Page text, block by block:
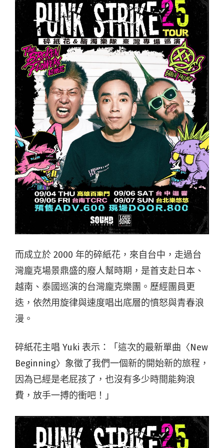
而成立於 2000 年的碎紙花，來自台中，走過台
灣龐克場景鼎盛的廢人幫時期，是首支赴日本、
越南、泰國巡演的台灣龐克樂團。歷經團員更
迭，依然用旋律與速度唱出底層的憤怒與青春浪
漫。
碎紙花主唱 Yuki 表示：「這次的最新單曲〈New
Beginning〉象徵了我們一個新的開始新的旅程，
因為已經是老屁孩了，也沒有多少時間能夠浪
費，放手一搏的衝吧！」